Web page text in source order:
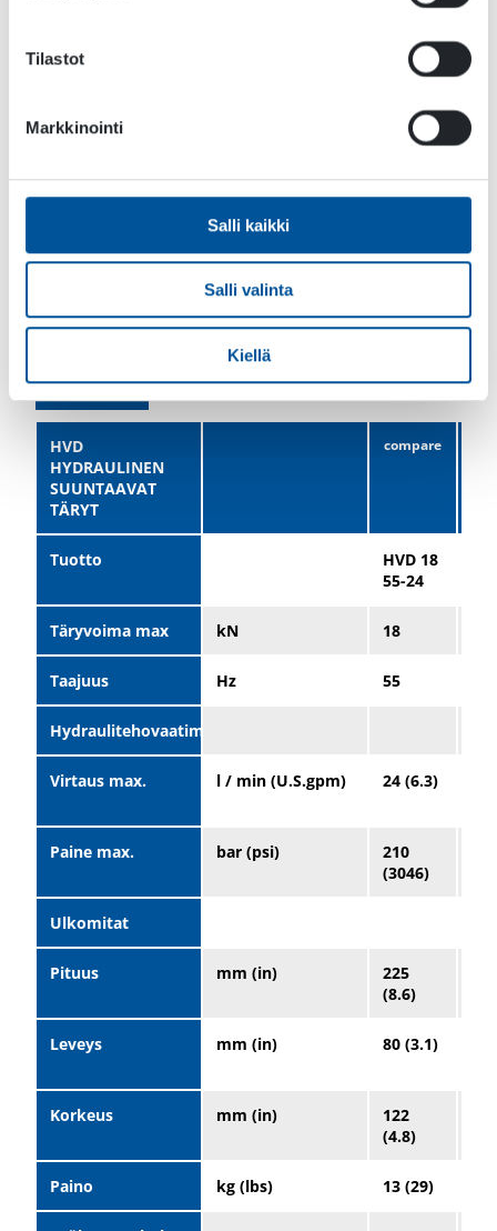
Tilastot
Markkinointi
Salli kaikki
Salli valinta
Kiellä
Ympäristö ja infrastruktuuri
Tekniset tiedot
HVD
HYDRAULINEN
SUUNTAAVAT
TÄRYT
Tuotto
HVD 18
55-24
Täryvoima max kN 18
Taajuus Hz 55
Hydraulitehovaatimukset
Virtaus max. l / min (U.S.gpm) 24 (6.3)
Paine max. bar (psi)
210
(3046)
Ulkomitat
Pituus mm (in)
225
(8.6)
Leveys mm (in) 80 (3.1)
Korkeus mm (in)
122
(4.8)
Paino kg (lbs) 13 (29)